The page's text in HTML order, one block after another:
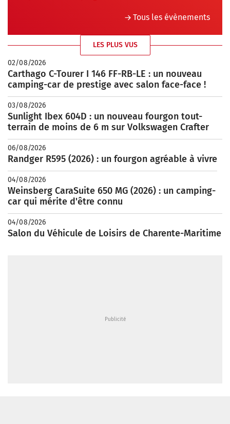
Tous les évènements
LES PLUS VUS
02/08/2026
Carthago C-Tourer I 146 FF-RB-LE : un nouveau
camping-car de prestige avec salon face-face !
03/08/2026
Sunlight Ibex 604D : un nouveau fourgon tout-
terrain de moins de 6 m sur Volkswagen Crafter
06/08/2026
Randger R595 (2026) : un fourgon agréable à vivre
04/08/2026
Weinsberg CaraSuite 650 MG (2026) : un camping-
car qui mérite d'être connu
04/08/2026
Salon du Véhicule de Loisirs de Charente-Maritime